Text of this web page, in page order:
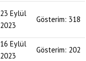
23 Eylül
2023
Gösterim: 318
16 Eylül
2023
Gösterim: 202